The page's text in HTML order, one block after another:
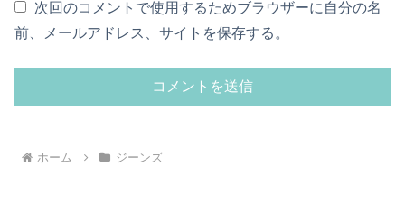
次回のコメントで使用するためブラウザーに自分の名
前、メールアドレス、サイトを保存する。
ホーム ジーンズ